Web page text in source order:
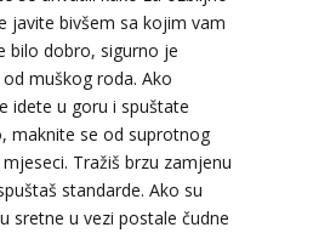
javite bivšem sa kojim vam
bilo dobro, sigurno je
muškog roda. Ako
idete u goru i spuštate
maknite se od suprotnog
Tražiš brzu zamjenu
standarde. Ako su
sretne u vezi postale čudne